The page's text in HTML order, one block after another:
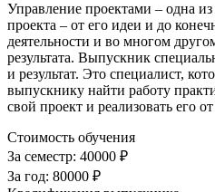
Управление проектами – одна
проекта – от его идеи и до
деятельности и во многом
результата. Выпускник
и результат. Это специалист,
выпускнику найти работу
свой проект и реализовать его
Стоимость обучения
За семестр: 40000 ₽
За год: 80000 ₽